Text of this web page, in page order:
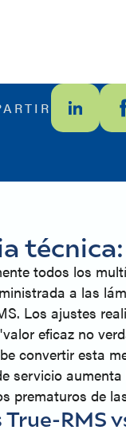
todos los
a las
Los ajustes
eficaz no
convertir esta
servicio
prematuros de
RMS